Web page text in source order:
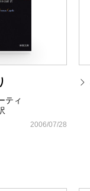
ティ
2006/07/28